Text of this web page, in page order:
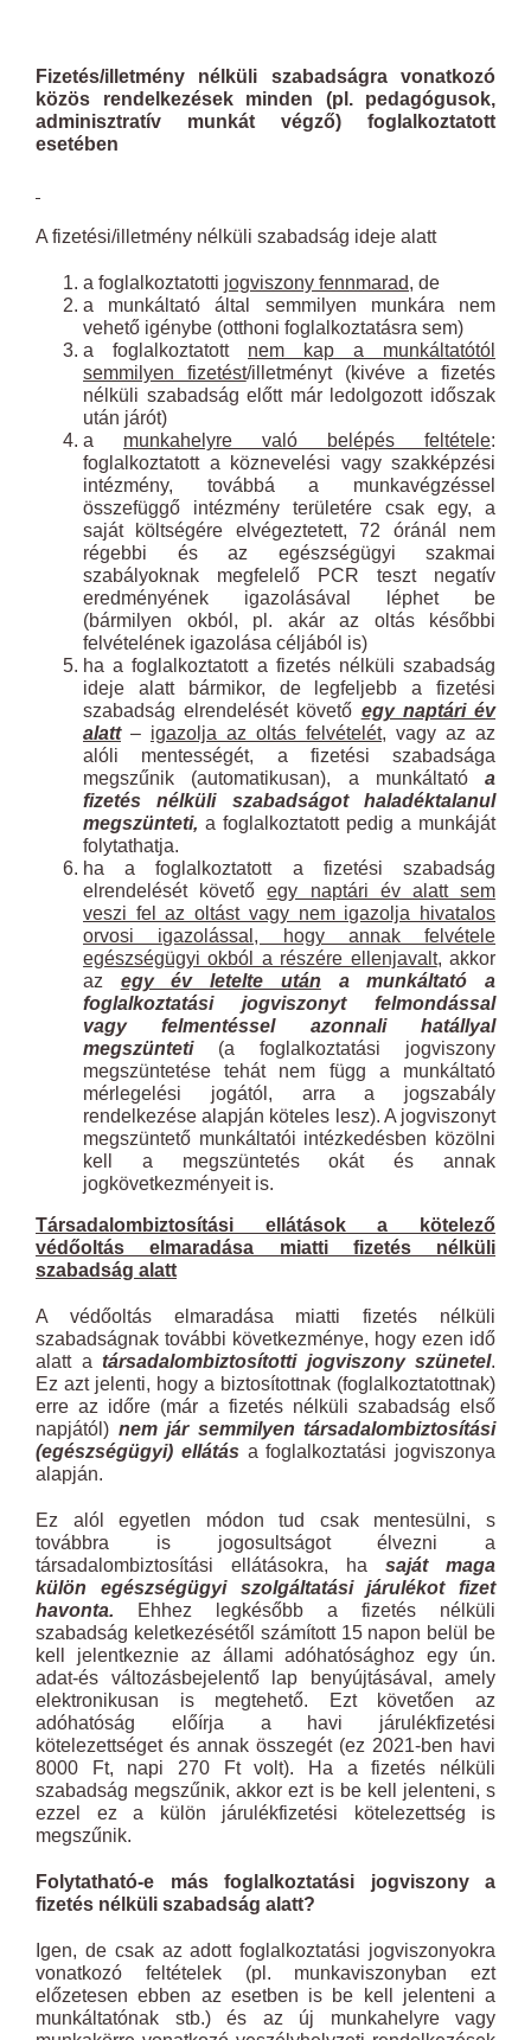
Fizetés/illetmény nélküli szabadságra vonatkozó
közös rendelkezések minden (pl. pedagógusok,
adminisztratív munkát végző) foglalkoztatott
esetében
A fizetési/illetmény nélküli szabadság ideje alatt
a foglalkoztatotti jogviszony fennmarad, de
a munkáltató által semmilyen munkára nem
vehető igénybe (otthoni foglalkoztatásra sem)
a foglalkoztatott nem kap a munkáltatótól
semmilyen fizetést/illetményt (kivéve a fizetés
nélküli szabadság előtt már ledolgozott időszak
után járót)
a munkahelyre való belépés feltétele:
foglalkoztatott a köznevelési vagy szakképzési
intézmény, továbbá a munkavégzéssel
összefüggő intézmény területére csak egy, a
saját költségére elvégeztetett, 72 óránál nem
régebbi és az egészségügyi szakmai
szabályoknak megfelelő PCR teszt negatív
eredményének igazolásával léphet be
(bármilyen okból, pl. akár az oltás későbbi
felvételének igazolása céljából is)
ha a foglalkoztatott a fizetés nélküli szabadság
ideje alatt bármikor, de legfeljebb a fizetési
szabadság elrendelését követő egy naptári év
alatt– igazolja az oltás felvételét, vagy az az
alóli mentességét, a fizetési szabadsága
megszűnik (automatikusan), a munkáltató a
fizetés nélküli szabadságot haladéktalanul
megszünteti, a foglalkoztatott pedig a munkáját
folytathatja.
ha a foglalkoztatott a fizetési szabadság
elrendelését követőegy naptári év alatt sem
veszi fel az oltást vagy nem igazolja hivatalos
orvosi igazolással, hogy annak felvétele
egészségügyi okból a részére ellenjavalt, akkor
az egy év letelte után
a munkáltató a
foglalkoztatási jogviszonyt felmondással
vagy felmentéssel azonnali hatállyal
megszünteti(a foglalkoztatási jogviszony
megszüntetése tehát nem függ a munkáltató
mérlegelési jogától, arra a jogszabály
rendelkezése alapján köteles lesz). A jogviszonyt
megszüntető munkáltatói intézkedésben közölni
kell a megszüntetés okát és annak
jogkövetkezményeit is.
Társadalombiztosítási ellátások a kötelező
védőoltás elmaradása miatti fizetés nélküli
szabadság alatt
A védőoltás elmaradása miatti fizetés nélküli
szabadságnak további következménye, hogy ezen idő
alatt a társadalombiztosítotti jogviszony szünetel.
Ez azt jelenti, hogy a biztosítottnak (foglalkoztatottnak)
erre az időre (már a fizetés nélküli szabadság első
napjától) nem jár semmilyen társadalombiztosítási
(egészségügyi) ellátás a foglalkoztatási jogviszonya
alapján.
Ez alól egyetlen módon tud csak mentesülni, s
továbbra is jogosultságot élvezni a
társadalombiztosítási ellátásokra, ha saját maga
külön egészségügyi szolgáltatási járulékot fizet
havonta.
Ehhez legkésőbb a fizetés nélküli
szabadság keletkezésétől számított 15 napon belül be
kell jelentkeznie az állami adóhatósághoz egy ún.
adat-és változásbejelentő lap benyújtásával, amely
elektronikusan is megtehető. Ezt követően az
adóhatóság előírja a havi járulékfizetési
kötelezettséget és annak összegét (ez 2021-ben havi
8000 Ft, napi 270 Ft volt). Ha a fizetés nélküli
szabadság megszűnik, akkor ezt is be kell jelenteni, s
ezzel ez a külön járulékfizetési kötelezettség is
megszűnik.
Folytatható-e más foglalkoztatási jogviszony a
fizetés nélküli szabadság alatt?
Igen, de csak az adott foglalkoztatási jogviszonyokra
vonatkozó feltételek (pl. munkaviszonyban ezt
előzetesen ebben az esetben is be kell jelenteni a
munkáltatónak stb.) és az új munkahelyre vagy